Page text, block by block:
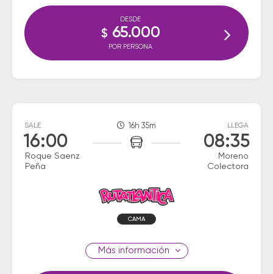
DESDE
$ 65.000
POR PERSONA
SALE
16:00
Roque Saenz
Peña
16h 35m LLEGA
08:35
Moreno
Colectora
CAMA
información